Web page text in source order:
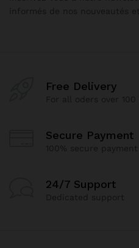
Free Delivery
Secure Payment
24/7 Support